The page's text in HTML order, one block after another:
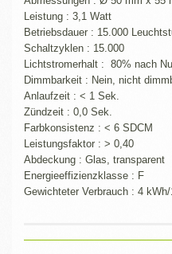
Leistung : 3,1 Watt
Betriebsdauer : 15.000
Schaltzyklen : 15.000
Lichtstromerhalt : 80% nach
Dimmbarkeit : Nein, nicht
Anlaufzeit : < 1 Sek.
Zündzeit : 0,0 Sek.
Farbkonsistenz : < 6 SDCM
Leistungsfaktor : > 0,40
Abdeckung : Glas, transparent
Energieeffizienzklasse : F
Gewichteter Verbrauch : 4 kWh/